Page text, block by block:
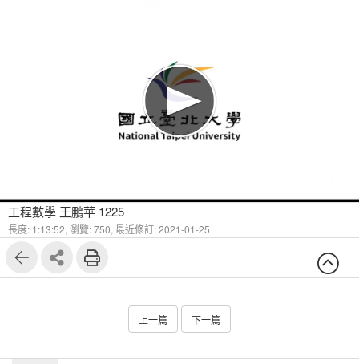
工程數學 王鵬華 1225
長度: 1:13:52, 瀏覽: 750, 最近修訂: 2021-01-25
上一篇 下一篇